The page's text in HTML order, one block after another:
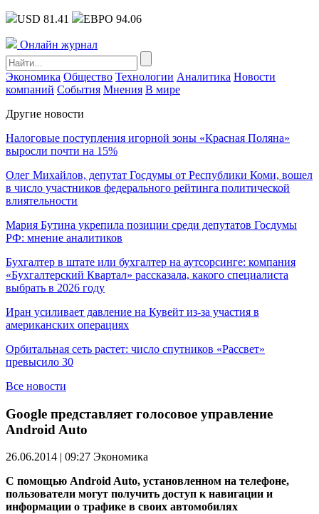
USD 81.41 ЕВРО 94.06
Онлайн журнал
Экономика Общество Технологии Аналитика Новости
компаний События Мнения В мире
Другие новости
Налоговые поступления игорной зоны «Красная Поляна»
выросли почти на 15%
Олег Михайлов, депутат Госдумы от Республики Коми, вошел
в число участников федерального рейтинга политической
влиятельности
Мария Бутина укрепила позиции среди депутатов Госдумы
РФ: мнение аналитиков
Бухгалтер в штате или бухгалтер на аутсорсинге: компания
«Бухгалтерский Квартал» рассказала, какого специалиста
выбрать в 2026 году
Иран усиливает давление на Кувейт из-за участия в
американских операциях
Орбитальная сеть растет: число спутников «Рассвет»
превысило 30
Все новости
Google представляет голосовое управление
Android Auto
26.06.2014 | 09:27 Экономика
С помощью Android Auto, установленном на телефоне,
пользователи могут получить доступ к навигации и
информации о трафике в своих автомобилях